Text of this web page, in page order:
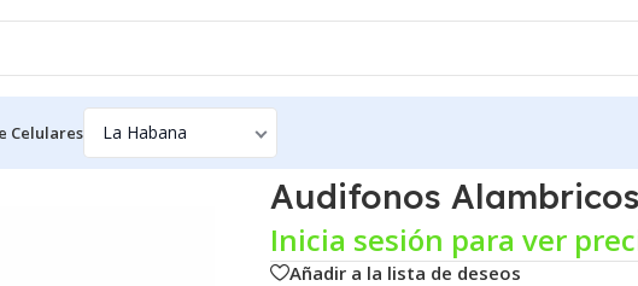
Celulares
Alambricos 3.5mm AUT123 1HORA
Audifonos Alambricos
Inicia sesión para ver
Añadir a la lista de deseos